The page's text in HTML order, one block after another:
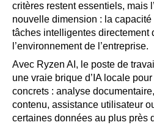
critères restent essentiels, mais
nouvelle dimension : la
tâches intelligentes directement
l’environnement de l’entreprise.
Avec Ryzen AI, le poste de
une vraie brique d’IA locale
concrets : analyse
contenu, assistance utilisateur
certaines données au plus près